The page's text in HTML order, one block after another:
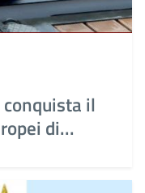
il
di...